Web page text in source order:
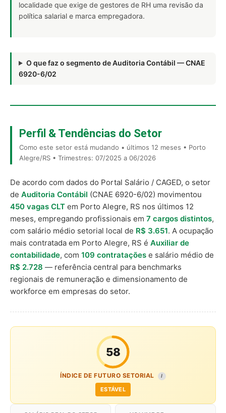
localidade que exige de gestores de RH uma revisão da
política salarial e marca empregadora.
O que faz o segmento de Auditoria Contábil — CNAE
6920-6/02
Perfil & Tendências do Setor
Como este setor está mudando • últimos 12 meses • Porto
Alegre/RS • Trimestres: 07/2025 a 06/2026
De acordo com dados do Portal Salário / CAGED, o setor
de Auditoria Contábil (CNAE 6920-6/02) movimentou
450 vagas CLT em Porto Alegre, RS nos últimos 12
meses, empregando profissionais em 7 cargos distintos,
com salário médio setorial local de R$ 3.651. A ocupação
mais contratada em Porto Alegre, RS é Auxiliar de
contabilidade, com 109 contratações e salário médio de
R$ 2.728 — referência central para benchmarks
regionais de remuneração e dimensionamento de
workforce em empresas do setor.
58
ÍNDICE DE FUTURO SETORIAL I
ESTÁVEL